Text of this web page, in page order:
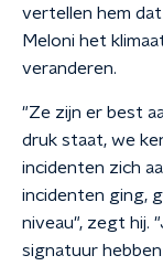
vertellen hem
Meloni het
veranderen.
"Ze zijn er best
druk staat, we
incidenten zich
incidenten ging,
niveau", zegt hij.
signatuur